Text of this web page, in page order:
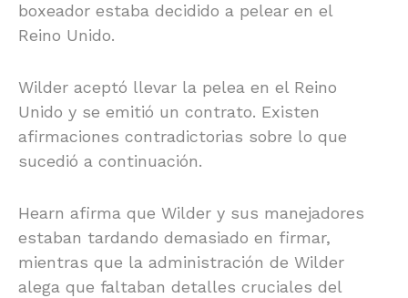
boxeador estaba decidido a pelear en el
Reino Unido.
Wilder aceptó llevar la pelea en el Reino
Unido y se emitió un contrato. Existen
afirmaciones contradictorias sobre lo que
sucedió a continuación.
Hearn afirma que Wilder y sus manejadores
estaban tardando demasiado en firmar,
mientras que la administración de Wilder
alega que faltaban detalles cruciales del